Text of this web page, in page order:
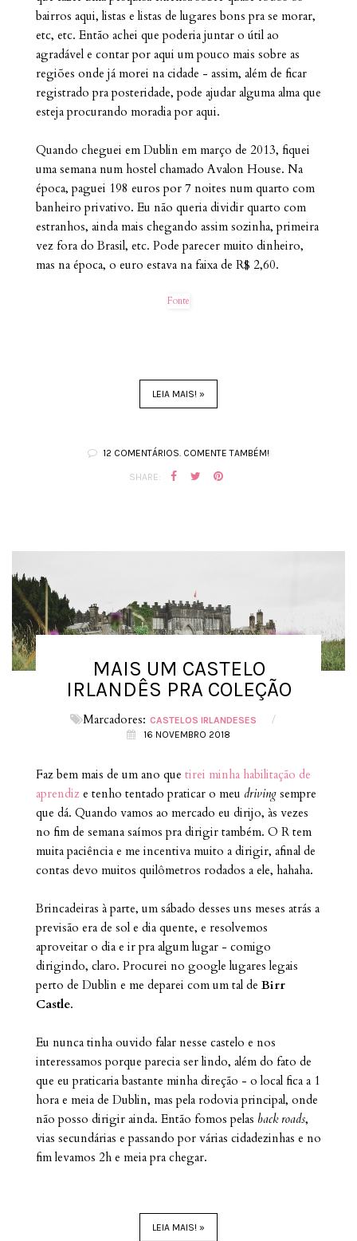
bairros aqui, listas e listas de lugares bons pra se morar,
etc, etc. Então achei que poderia juntar o útil ao
agradável e contar por aqui um pouco mais sobre as
regiões onde já morei na cidade - assim, além de ficar
registrado pra posteridade, pode ajudar alguma alma que
esteja procurando moradia por aqui.
Quando cheguei em Dublin em março de 2013, fiquei
uma semana num hostel chamado Avalon House. Na
época, paguei 198 euros por 7 noites num quarto com
banheiro privativo. Eu não queria dividir quarto com
estranhos, ainda mais chegando assim sozinha, primeira
vez fora do Brasil, etc. Pode parecer muito dinheiro,
mas na época, o euro estava na faixa de R$ 2,60.
Fonte
LEIA MAIS! »
12 COMENTÁRIOS. COMENTE TAMBÉM!
SHARE:
MAIS UM CASTELO
IRLANDÊS PRA COLEÇÃO
Marcadores: CASTELOS IRLANDESES /
16 NOVEMBRO 2018
Faz bem mais de um ano que tirei minha habilitação de
aprendiz e tenho tentado praticar o meu driving sempre
que dá. Quando vamos ao mercado eu dirijo, às vezes
no fim de semana saímos pra dirigir também. O R tem
muita paciência e me incentiva muito a dirigir, afinal de
contas devo muitos quilômetros rodados a ele, hahaha.
Brincadeiras à parte, um sábado desses uns meses atrás a
previsão era de sol e dia quente, e resolvemos
aproveitar o dia e ir pra algum lugar - comigo
dirigindo, claro. Procurei no google lugares legais
perto de Dublin e me deparei com um tal de Birr
Castle.
Eu nunca tinha ouvido falar nesse castelo e nos
interessamos porque parecia ser lindo, além do fato de
que eu praticaria bastante minha direção - o local fica a 1
hora e meia de Dublin, mas pela rodovia principal, onde
não posso dirigir ainda. Então fomos pelas back roads,
vias secundárias e passando por várias cidadezinhas e no
fim levamos 2h e meia pra chegar.
LEIA MAIS! »